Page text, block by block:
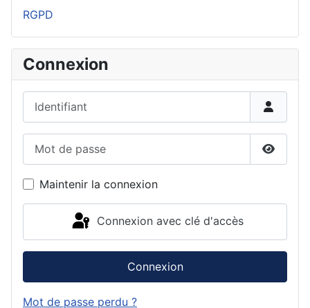
RGPD
Connexion
Maintenir la connexion
Connexion avec clé d'accès
Connexion
Mot de passe perdu ?